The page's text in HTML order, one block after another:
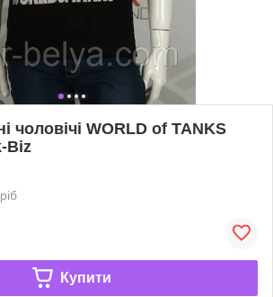
чоловічі WORLD of TANKS
Biz
Купити